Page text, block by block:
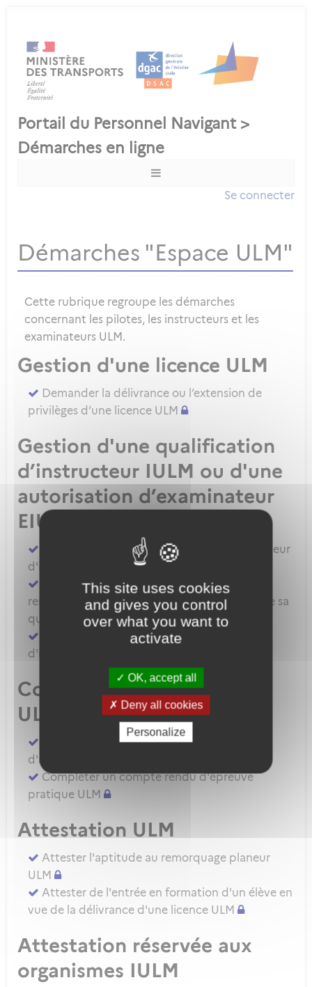
This site uses cookies
and gives you control
over what you want to
activate
OK, accept all
Deny all cookies
Personalize
Se connecter
Démarches "Espace ULM"
Cette rubrique regroupe les démarches
concernant les pilotes, les instructeurs et les
examinateurs ULM.
Gestion d'une licence ULM
Demander la délivrance ou l’extension de
privilèges d’une licence ULM
Gestion d'une qualification
d’instructeur IULM ou d'une
autorisation d’examinateur
EIULM
Attester des prérequis pour devenir formateur
d'instructeur ULM
Demander la délivrance, la prorogation, le
renouvellement ou l'extension de privilèges de sa
qualification IULM
Demander une autorisation d'examinateur
d'instructeur EIULM
Compte rendu d’épreuve
ULM
Compléter un compte rendu d'épreuve
d'aptitude pratique instructeur IULM.
Compléter un compte rendu d'épreuve
pratique ULM
Attestation ULM
Attester l'aptitude au remorquage planeur
ULM
Attester de l'entrée en formation d'un élève en
vue de la délivrance d'une licence ULM
Attestation réservée aux
organismes IULM